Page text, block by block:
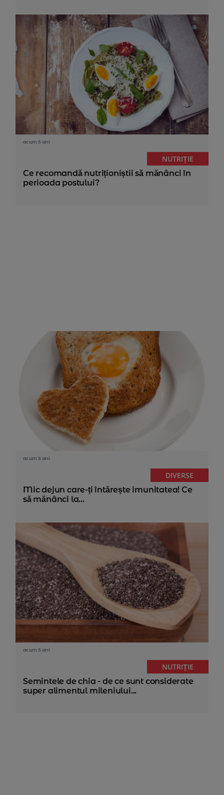
acum 5 ani
NUTRIȚIE
Ce recomandă nutriționiștii să mănânci în
perioada postului?
acum 5 ani
DIVERSE
Mic dejun care-ți întărește imunitatea! Ce
să mănânci la...
acum 5 ani
NUTRIȚIE
Semintele de chia - de ce sunt considerate
super alimentul mileniului...